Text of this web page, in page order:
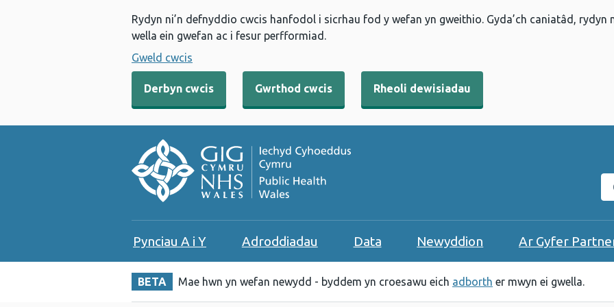
Rydyn ni’n defnyddio cwcis hanfodol i sicrhau fod y wefan yn gweithio. Gyda’ch caniatâd,
wella ein gwefan ac i fesur perfformiad.
Gweld cwcis
Derbyn cwcis Gwrthod cwcis Rheoli dewisiadau
Pynciau A i Y Adroddiadau Data Newyddion Ar Gyfer
BETA Mae hwn yn wefan newydd - byddem yn croesawu eich adborth er mwyn ei gwella.